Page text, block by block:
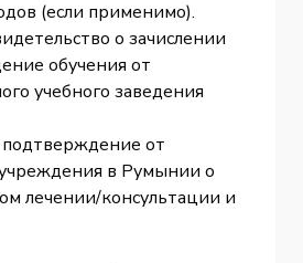
(если применимо).
о зачислении
обучения от
учебного заведения
от
в Румынии о
лечении/консультации и